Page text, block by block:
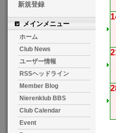
新規登録
メインメニュー
ホーム
Club News
ユーザー情報
RSSヘッドライン
Member Blog
Nierenklub BBS
Club Calendar
Event